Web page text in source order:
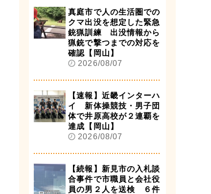
真庭市で人の生活圏での
クマ出没を想定した緊急
銃猟訓練 出没情報から
猟銃で撃つまでの対応を
確認【岡山】
2026/08/07
【速報】近畿インターハ
イ 新体操競技・男子団
体で井原高校が２連覇を
達成【岡山】
2026/08/07
【続報】新見市の入札談
合事件で市職員と会社役
員の男２人を送検 ６件